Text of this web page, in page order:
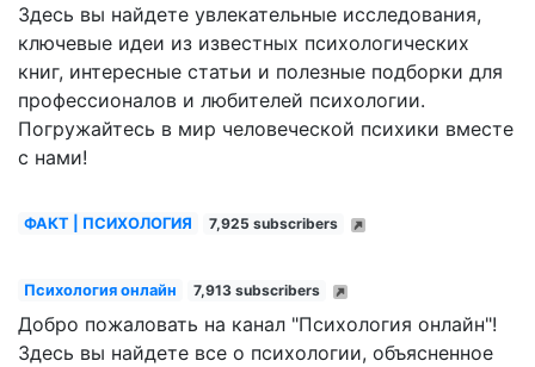
Здесь вы найдете увлекательные исследования,
ключевые идеи из известных психологических
книг, интересные статьи и полезные подборки для
профессионалов и любителей психологии.
Погружайтесь в мир человеческой психики вместе
с нами!
ФАКТ | ПСИХОЛОГИЯ 7,925 subscribers
Психология онлайн 7,913 subscribers
Добро пожаловать на канал "Психология онлайн"!
Здесь вы найдете все о психологии, объясненное